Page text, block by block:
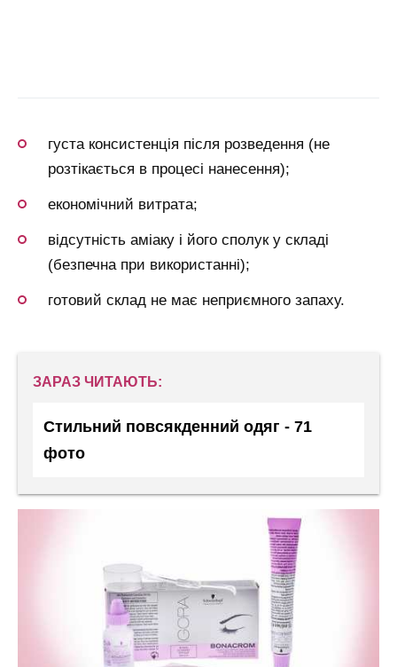
густа консистенція після розведення (не
розтікається в процесі нанесення);
економічний витрата;
відсутність аміаку і його сполук у складі
(безпечна при використанні);
готовий склад не має неприємного запаху.
ЗАРАЗ ЧИТАЮТЬ:
Стильний повсякденний одяг - 71
фото